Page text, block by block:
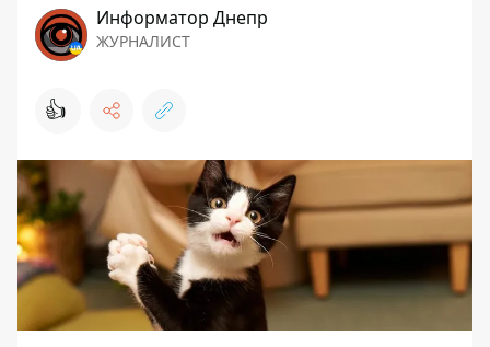
Информатор Днепр
ЖУРНАЛИСТ
👍